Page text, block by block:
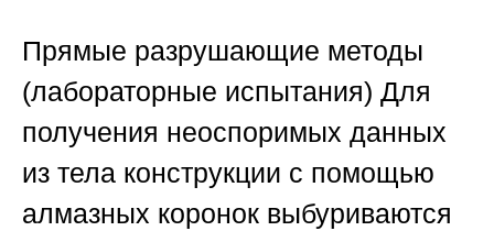
Прямые разрушающие методы
(лабораторные испытания) Для
получения неоспоримых данных
из тела конструкции с помощью
алмазных коронок выбуриваются